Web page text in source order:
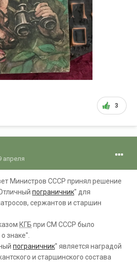
3
апреля
Министров СССР принял решение
пограничник" для
сержантов и старшин
КГБ при СМ СССР было
знаке".
пограничник" является наградой
и старшинского состава